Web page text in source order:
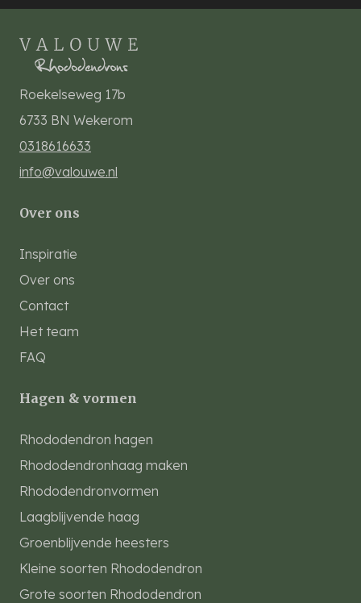
Roekelseweg 17b
6733 BN Wekerom
0318616633
info@valouwe.nl
Over ons
Inspiratie
Over ons
Contact
Het team
FAQ
Hagen & vormen
Rhododendron hagen
Rhododendronhaag maken
Rhododendronvormen
Laagblijvende haag
Groenblijvende heesters
Kleine soorten Rhododendron
Grote soorten Rhododendron